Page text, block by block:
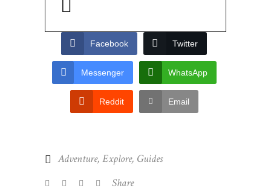
Facebook Twitter
Messenger WhatsApp
Reddit Email
Adventure, Explore, Guides
Share